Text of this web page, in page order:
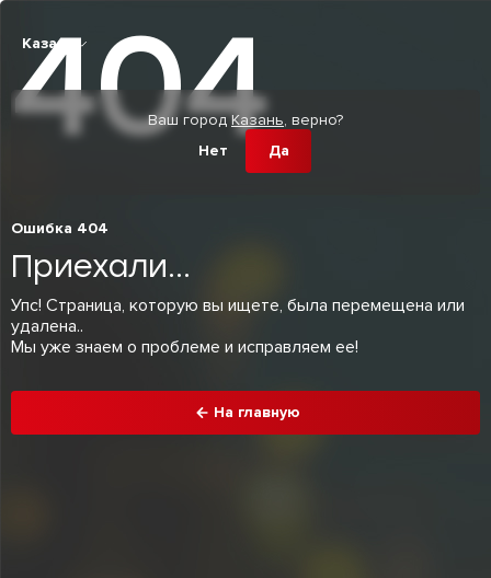
Казань
Ваш городКазань, верно?
Нет
Да
404
Ошибка 404
Приехали...
Упс! Cтраница, которую вы ищете, была перемещена или
удалена..
Мы уже знаем о проблеме и исправляем ее!
На главную